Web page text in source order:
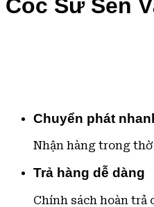
Cốc Sứ Sen
Chuyển phát
Nhận hàng trong
Trả hàng dễ dàng
Chính sách hoàn trả